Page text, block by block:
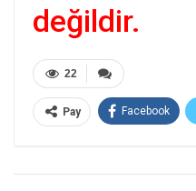
değildir.
22
Pay Facebook